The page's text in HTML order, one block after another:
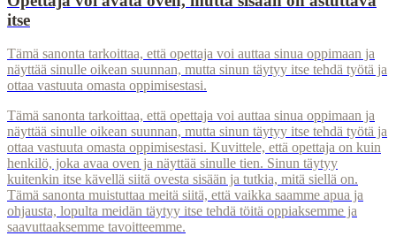
itse
Tämä sanonta tarkoittaa, että opettaja voi auttaa sinua oppimaan ja
näyttää sinulle oikean suunnan, mutta sinun täytyy itse tehdä työtä ja
ottaa vastuuta omasta oppimisestasi.
Tämä sanonta tarkoittaa, että opettaja voi auttaa sinua oppimaan ja
näyttää sinulle oikean suunnan, mutta sinun täytyy itse tehdä työtä ja
ottaa vastuuta omasta oppimisestasi. Kuvittele, että opettaja on kuin
henkilö, joka avaa oven ja näyttää sinulle tien. Sinun täytyy
kuitenkin itse kävellä siitä ovesta sisään ja tutkia, mitä siellä on.
Tämä sanonta muistuttaa meitä siitä, että vaikka saamme apua ja
ohjausta, lopulta meidän täytyy itse tehdä töitä oppiaksemme ja
saavuttaaksemme tavoitteemme.